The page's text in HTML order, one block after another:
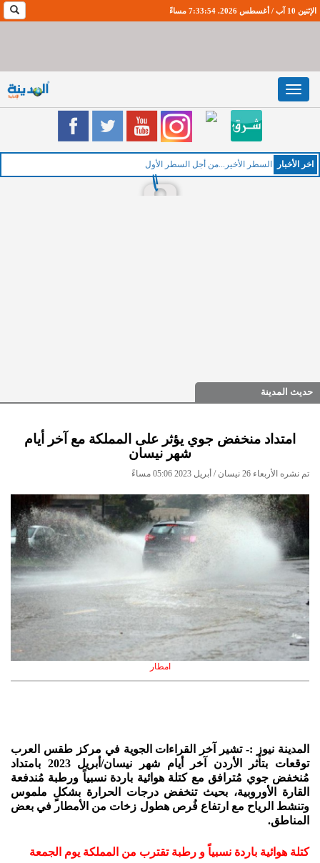
الإثنين 10 آب / أغسطس 2026. 7:33:55 مساءً
Toggle
navigation
اخر اﻷخبار
حديث المدينة
امتداد منخفض جوي يؤثر على المملكة مع آخر أيام
شهر نيسان
تم نشره الأربعاء 26 نيسان / أبريل 2023 05:06 مساءً
امطار
المدينة نيوز :- تشير آخر القراءات الجوية في مركز طقس العرب
توقعات بتأثر الأردن آخر أيام شهر نيسان/أبريل 2023 بامتداد
مُنخفض جوي مُترافق مع كتلة هوائية باردة نسبياً ورطبة مُندفعة
القارة الأوروبية، بحيث تنخفض درجات الحرارة بشكلٍ ملموس
وتنشط الرياح مع ارتفاع فُرص هطول زخات من الأمطار في بعض
المناطق.
كتلة هوائية باردة نسبياً و رطبة تقترب من المملكة يوم الجمعة